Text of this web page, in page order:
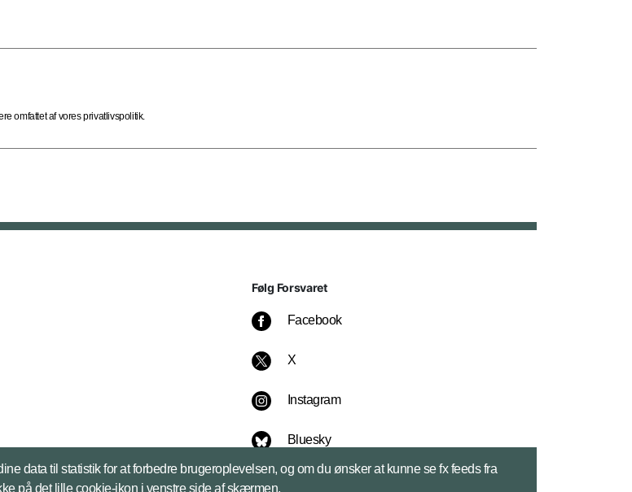
omfattet af vores privatlivspolitik.
Følg Forsvaret
Facebook
X
Instagram
Bluesky
LinkedIn
data til statistik for at forbedre brugeroplevelsen, og om du ønsker at kunne se fx feeds fra
på det lille cookie-ikon i venstre side af skærmen.